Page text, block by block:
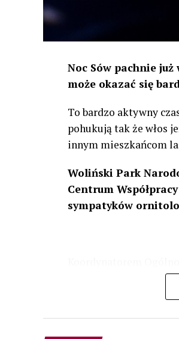
Noc Sów pachnie
może okazać się
To bardzo aktywny
pohukują tak że włos
innym mieszkańcom
Woliński Park
Centrum
sympatyków
odbędzie się w dniach